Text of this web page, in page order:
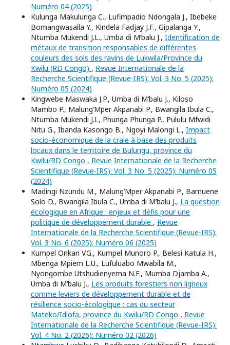
Numéro 04 (2025)
Kulunga Makulunga C., Lufimpadio Ndongala J., Ibebeke
Bomangwasaila Y., Kindela Fadjay J.F., Gipalanga Y.,
Ntumba Mukendi J.L., Umba di M’balu J., Identification de
métaux de transition responsables de différentes
couleurs des sols des ravins de Lukwila/Province du
Kwilu (RD Congo) , Revue Internationale de la
Recherche Scientifique (Revue-IRS): Vol. 3 No. 5 (2025):
Numéro 05 (2024)
Kingwebe Maswaka J.P., Umba di M’balu J., Kiloso
Mambo P., Malung’Mper Akpanabi P., Bwangila Ibula C.,
Ntumba Mukendi J.L, Phunga Phunga P., Pululu Mfwidi
Nitu G., Ibanda Kasongo B., Ngoyi Malongi L., Impact
socio-économique de la craie à base des produits
locaux dans le territoire de Bulungu, province du
Kwilu/RD Congo , Revue Internationale de la Recherche
Scientifique (Revue-IRS): Vol. 3 No. 5 (2025): Numéro 05
(2024)
Madingi Nzundu M., Malung’Mper Akpanabi P., Bamuene
Solo D., Bwangila Ibula C., Umba di M’balu J., La question
écologique en Afrique : enjeux et défis pour une
politique de développement durable , Revue
Internationale de la Recherche Scientifique (Revue-IRS):
Vol. 3 No. 6 (2025): Numéro 06 (2025)
Kumpel Onkan V.G., Kumpel Munoro P., Belesi Katula H.,
Mbenga Mpiem L.U., Lufuluabo Mwabila M.,
Nyongombe Utshudienyema N.F., Mumba Djamba A.,
Umba di M’balu J., Les produits forestiers non ligneux
comme leviers de développement durable et de
résilience socio-écologique : cas du secteur
Mateko/Idiofa, province du Kwilu/RD Congo , Revue
Internationale de la Recherche Scientifique (Revue-IRS):
Vol. 4 No. 2 (2026): Numéro 02 (2026)